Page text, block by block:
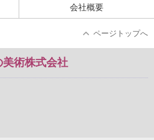
会社概要
ページトップへ
美術株式会社